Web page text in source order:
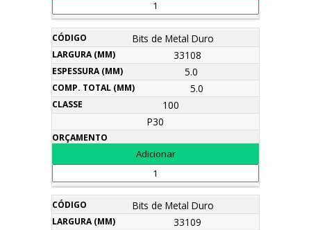
Bits de Metal Duro
33108
5.0
5.0
100
P30
Bits de Metal Duro
33109